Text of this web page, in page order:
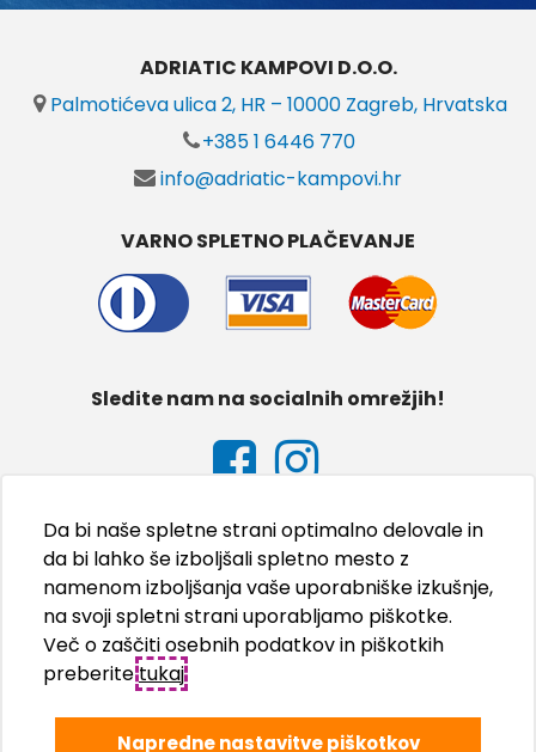
ADRIATIC KAMPOVI D.O.O.
Palmotićeva ulica 2, HR – 10000 Zagreb, Hrvatska
+385 1 6446 770
info@adriatic-kampovi.hr
VARNO SPLETNO PLAČEVANJE
Sledite nam na socialnih omrežjih!
Da bi naše spletne strani optimalno delovale in
da bi lahko še izboljšali spletno mesto z
namenom izboljšanja vaše uporabniške izkušnje,
na svoji spletni strani uporabljamo piškotke.
Več o zaščiti osebnih podatkov in piškotkih
preberitetukaj.
Napredne nastavitve piškotkov